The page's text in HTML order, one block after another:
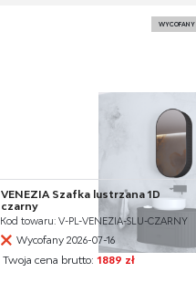
WYCOFANY
VENEZIA Szafka lustrzana 1D
czarny
Kod towaru: V-PL-VENEZIA-SLU-CZARNY
Wycofany 2026-07-16
Twoja cena brutto: 1889 zł